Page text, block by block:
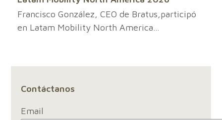
Francisco González, CEO de Bratus,participó
en Latam Mobility North America…
Contáctanos
Email